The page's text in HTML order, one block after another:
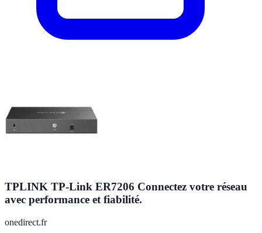
TPLINK TP-Link ER7206 Connectez votre réseau
avec performance et fiabilité.
onedirect.fr